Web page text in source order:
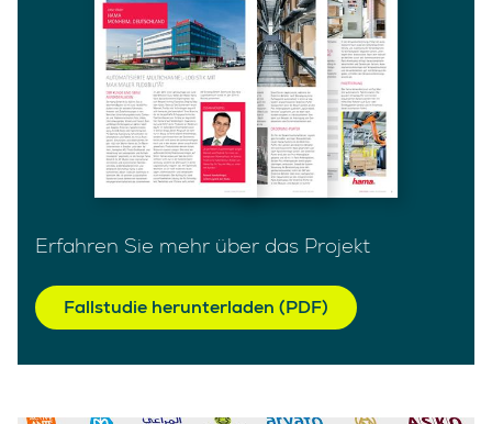
Erfahren Sie mehr über das Projekt
Fallstudie herunterladen (PDF)